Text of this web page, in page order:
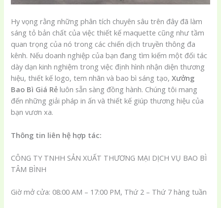
Hy vọng rằng những phân tích chuyên sâu trên đây đã làm
sáng tỏ bản chất của việc thiết kế maquette cũng như tầm
quan trọng của nó trong các chiến dịch truyền thông đa
kênh. Nếu doanh nghiệp của bạn đang tìm kiếm một đối tác
dày dạn kinh nghiệm trong việc định hình nhận diện thương
hiệu, thiết kế logo, tem nhãn và bao bì sáng tạo,Xưởng
Bao Bì Giá Rẻ luôn sẵn sàng đồng hành. Chúng tôi mang
đến những giải pháp in ấn và thiết kế giúp thương hiệu của
bạn vươn xa.
Thông tin liên hệ hợp tác:
CÔNG TY TNHH SẢN XUẤT THƯƠNG MẠI DỊCH VỤ BAO BÌ
TÂM BÌNH
Giờ mở cửa: 08:00 AM – 17:00 PM, Thứ 2 – Thứ 7 hàng tuần